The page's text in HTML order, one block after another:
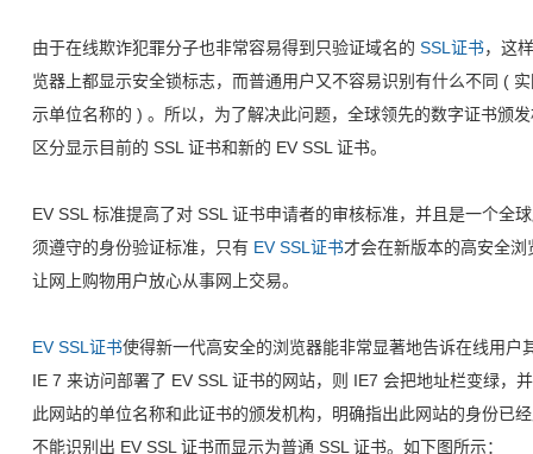
由于在线欺诈犯罪分子也非常容易得到只验证域名的SSL证书，这
览器上都显示安全锁标志，而普通用户又不容易识别有什么不同 (
示单位名称的 ) 。所以，为了解决此问题，全球领先的数字证书颁
区分显示目前的 SSL 证书和新的 EV SSL 证书。
EV SSL 标准提高了对 SSL 证书申请者的审核标准，并且是一个全
须遵守的身份验证标准，只有 EV SSL证书才会在新版本的高安全
让网上购物用户放心从事网上交易。
EV SSL证书使得新一代高安全的浏览器能非常显著地告诉在线用
IE 7 来访问部署了 EV SSL 证书的网站，则 IE7 会把地址栏变绿，
此网站的单位名称和此证书的颁发机构，明确指出此网站的身份已
不能识别出 EV SSL 证书而显示为普通 SSL 证书。如下图所示：